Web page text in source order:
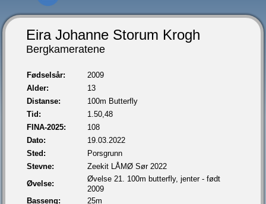
Eira Johanne Storum Krogh
Bergkameratene
Fødselsår:
2009
Alder:
13
Distanse:
100m Butterfly
Tid:
1.50,48
FINA-2025:
108
Dato:
19.03.2022
Sted:
Porsgrunn
Stevne:
Zeekit LÅMØ Sør 2022
Øvelse:
Øvelse 21. 100m butterfly, jenter - født
2009
Basseng:
25m